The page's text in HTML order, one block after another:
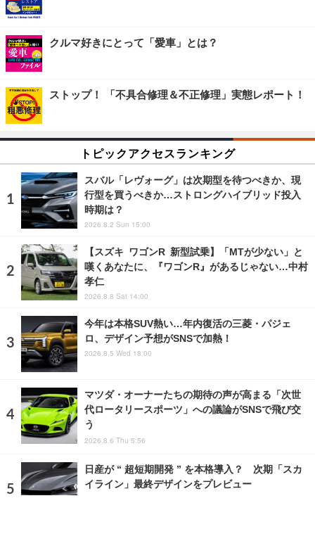
クルマ好きにとって「愛車」とは？
ストップ！ 「不具合修理＆不正修理」実態レポート！
トピックアクセスランキング
スバル「レヴォーグ」は次期型を待つべきか、現
行型を買うべきか…ストロングハイブリッド投入
時期は？
2026.8.2 Sun 15:00
【スズキ ワゴンR 新型試乗】「MTが少ない」と
嘆くあなたに、『ワゴンR』があるじゃない…中村
孝仁
2026.8.8 Sat 14:00
今年は本格SUV熱い…年内復活の三菱・パジェ
ロ、デザイン予想がSNSで加熱！
2026.8.5 Wed 18:00
マツダ・オーナーたちの期待の声が高まる「次世
代ロータリースポーツ」への議論がSNSで飛び交
う
2026.8.6 Thu 5:56
日産が “ 超短期開発 ” を本格導入？ 次期「スカ
イライン」最終デザインをプレビュー